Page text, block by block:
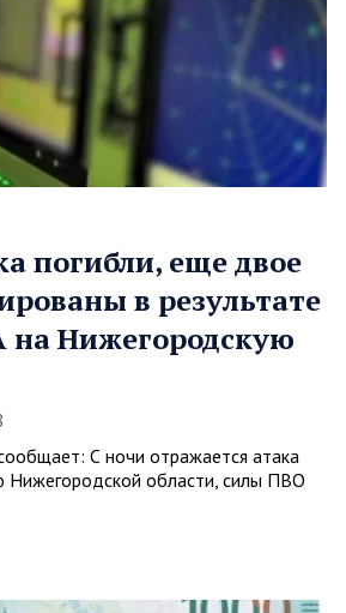
погибли, еще двое
в результате
на Нижегородскую
С ночи отражается атака
Нижегородской области, силы ПВО